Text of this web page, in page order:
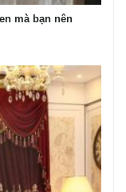
mà bạn nên